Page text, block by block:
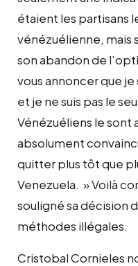
étaient les partisans
vénézuélienne, mais
son abandon de
vous annoncer que
et je ne suis pas le
Vénézuéliens le sont
absolument
quitter plus tôt que
Venezuela. » Voilà
souligné sa décision
méthodes illégales.
Cristobal Cornieles